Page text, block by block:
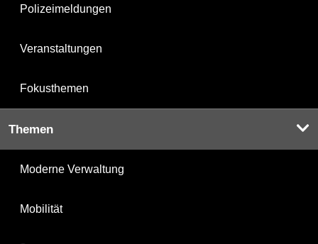
Polizeimeldungen
Veranstaltungen
Fokusthemen
Themen
Moderne Verwaltung
Mobilität